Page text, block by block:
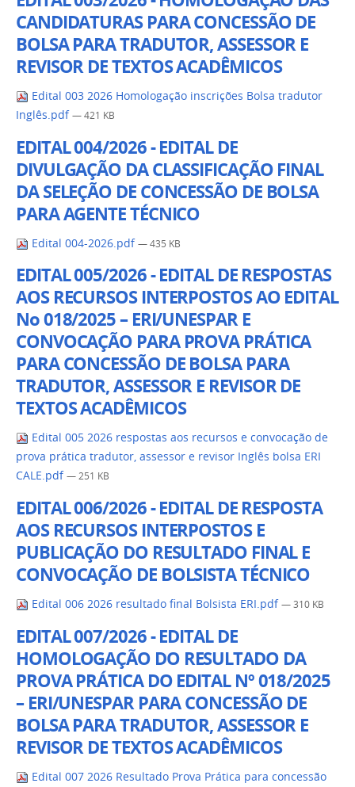
CANDIDATURAS PARA CONCESSÃO DE
BOLSA PARA TRADUTOR, ASSESSOR E
REVISOR DE TEXTOS ACADÊMICOS
Edital 003 2026 Homologação inscrições Bolsa tradutor
Inglês.pdf — 421 KB
EDITAL 004/2026 - EDITAL DE
DIVULGAÇÃO DA CLASSIFICAÇÃO FINAL
DA SELEÇÃO DE CONCESSÃO DE BOLSA
PARA AGENTE TÉCNICO
Edital 004-2026.pdf — 435 KB
EDITAL 005/2026 - EDITAL DE RESPOSTAS
AOS RECURSOS INTERPOSTOS AO EDITAL
No 018/2025 – ERI/UNESPAR E
CONVOCAÇÃO PARA PROVA PRÁTICA
PARA CONCESSÃO DE BOLSA PARA
TRADUTOR, ASSESSOR E REVISOR DE
TEXTOS ACADÊMICOS
Edital 005 2026 respostas aos recursos e convocação de
prova prática tradutor, assessor e revisor Inglês bolsa ERI
CALE.pdf — 251 KB
EDITAL 006/2026 - EDITAL DE RESPOSTA
AOS RECURSOS INTERPOSTOS E
PUBLICAÇÃO DO RESULTADO FINAL E
CONVOCAÇÃO DE BOLSISTA TÉCNICO
Edital 006 2026 resultado final Bolsista ERI.pdf — 310 KB
EDITAL 007/2026 - EDITAL DE
HOMOLOGAÇÃO DO RESULTADO DA
PROVA PRÁTICA DO EDITAL Nº 018/2025
– ERI/UNESPAR PARA CONCESSÃO DE
BOLSA PARA TRADUTOR, ASSESSOR E
REVISOR DE TEXTOS ACADÊMICOS
Edital 007 2026 Resultado Prova Prática para concessão